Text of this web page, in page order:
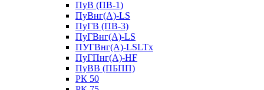
ПуВ (ПВ-1)
ПуВнг(А)-LS
ПуГВ (ПВ-3)
ПуГВнг(А)-LS
ПУГВнг(А)-LSLTx
ПуГПнг(А)-HF
ПуВВ (ПБПП)
РК 50